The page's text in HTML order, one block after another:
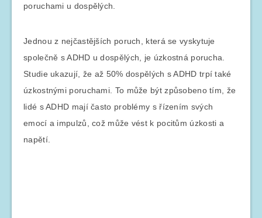
poruchami u dospělých.
Jednou z nejčastějších poruch, která se vyskytuje
společně s ADHD u dospělých, je úzkostná porucha.
Studie ukazují, že až 50% dospělých s ADHD trpí také
úzkostnými poruchami. To může být způsobeno tím, že
lidé s ADHD mají často problémy s řízením svých
emocí a impulzů, což může vést k pocitům úzkosti a
napětí.